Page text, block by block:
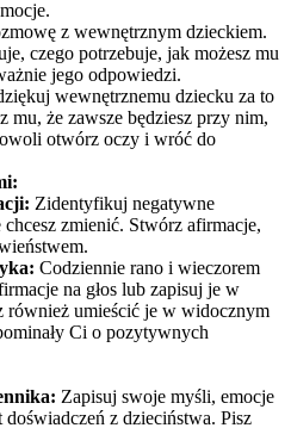
z wewnętrznym dzieckiem.
czego potrzebuje, jak możesz mu
jego odpowiedzi.
wewnętrznemu dziecku za to
mu, że zawsze będziesz przy nim,
otwórz oczy i wróć do
Zidentyfikuj negatywne
zmienić. Stwórz afirmacje,
Codziennie rano i wieczorem
na głos lub zapisuj je w
również umieścić je w widocznym
Ci o pozytywnych
Zapisuj swoje myśli, emocje
doświadczeń z dzieciństwa. Pisz